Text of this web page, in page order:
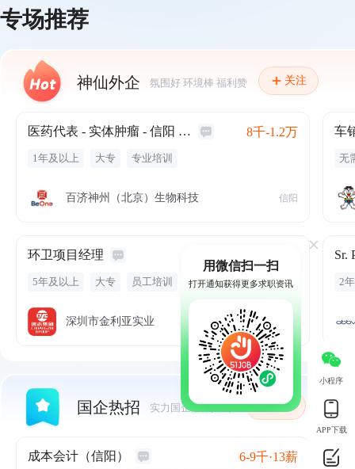
专场推荐
神仙外企 氛围好 环境棒 福利赞 关注
医药代表 - 实体肿瘤 - 信阳 (MJ022718) 8千-1.2万
1年及以上 大专 专业培训
百济神州（北京）生物科技 信阳
车
无
环卫项目经理
5年及以上 大专 员工培训
深圳市金利亚实业 信阳 商城县
2
国企热招 实力国企,福利丰厚 关注
成本会计（信阳） 6-9千·13薪
小程序
APP下载
用微信扫一扫
打开通知获得更多求职资讯